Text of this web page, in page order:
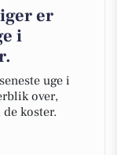
er
i
uge i
over,
koster.